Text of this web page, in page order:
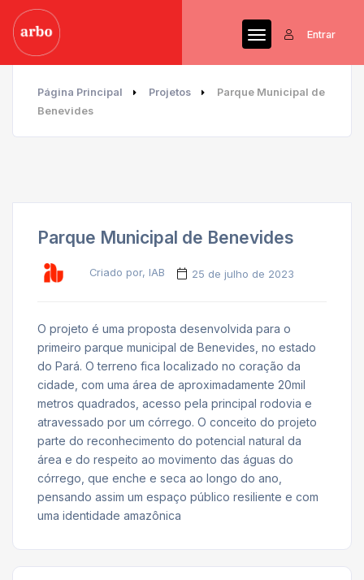
Entrar
Página Principal Projetos
Parque Municipal de
Benevides
Parque Municipal de Benevides
Criado por, IAB 25 de julho de 2023
O projeto é uma proposta desenvolvida para o
primeiro parque municipal de Benevides, no estado
do Pará. O terreno fica localizado no coração da
cidade, com uma área de aproximadamente 20mil
metros quadrados, acesso pela principal rodovia e
atravessado por um córrego. O conceito do projeto
parte do reconhecimento do potencial natural da
área e do respeito ao movimento das águas do
córrego, que enche e seca ao longo do ano,
pensando assim um espaço público resiliente e com
uma identidade amazônica